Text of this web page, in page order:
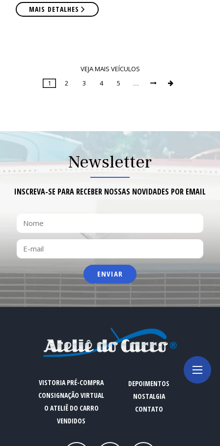
MAIS DETALHES
VEJA MAIS VEÍCULOS
Page
1 2 3 4 5  
Newsletter
INSCREVA-SE PARA RECEBER NOSSAS NOVIDADES POR EMAIL
NOME
E-
MAIL
VISTORIA PRÉ-COMPRA
CONSIGNAÇÃO VIRTUAL
O ATELIÊ DO CARRO
VENDIDOS
DEPOIMENTOS
NOSTALGIA
CONTATO